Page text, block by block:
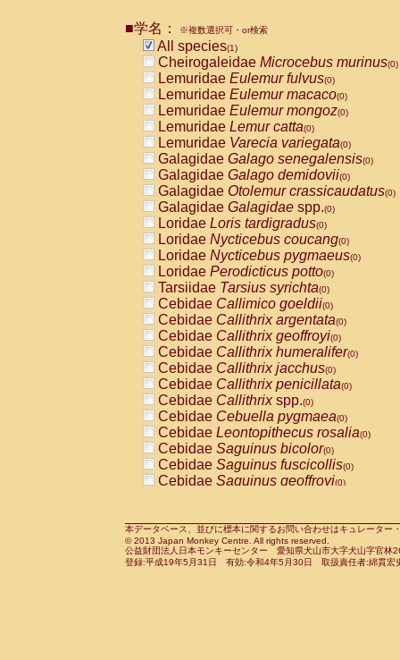
CebidaeCebus nigrivittatus
CebidaeCebus
CebidaeSaimiri boliviensis(0)
CebidaeSaimiri sciureus(0)
AtelidaeAlouatta caraya(0)
AtelidaeAlouatta fusca(0)
AtelidaeAlouatta seniculus
AtelidaeAlouattaspp.(0)
AtelidaeAteles belzebuth(0)
AtelidaeAteles geoffroyi(0)
AtelidaeAteles paniscus(0)
AtelidaeAtelesspp.(0)
Atelidae Lagothrix lagothricha
AtelidaeLagothrix lagothricha cana
PitheciidaeCacajao calvus
PitheciidaeCallicebus cupreus
PitheciidaeCallicebus donacophilus
PitheciidaeCallicebus moloch
PitheciidaeCallicebus torquatus
PitheciidaeCallicebusspp.(0)
PitheciidaeChiropotes satanas(0)
PitheciidaePithecia monachus
PitheciidaePithecia pithecia(0)
CercopithecidaeCercocebus agilis
CercopithecidaeCercocebus
CercopithecidaeCercocebus
CercopithecidaeCercocebus
CercopithecidaeCercocebus
CercopithecidaeCercocebushybrid
CercopithecidaePapio anubis(0)
CercopithecidaePapio cynocephalus
CercopithecidaePapio hamadryas(0)
■学名： ※複数選択可・or検索
All species(1)
Cheirogaleidae Microcebus murinus(0)
Lemuridae Eulemur fulvus(0)
Lemuridae Eulemur macaco(0)
Lemuridae Eulemur mongoz(0)
Lemuridae Lemur catta(0)
Lemuridae Varecia variegata(0)
Galagidae Galago senegalensis(0)
Galagidae Galago demidovii(0)
Galagidae Otolemur crassicaudatus(0)
Galagidae Galagidae spp.(0)
Loridae Loris tardigradus(0)
Loridae Nycticebus coucang(0)
Loridae Nycticebus pygmaeus(0)
Loridae Perodicticus potto(0)
Tarsiidae Tarsius syrichta(0)
Cebidae Callimico goeldii(0)
Cebidae Callithrix argentata(0)
Cebidae Callithrix geoffroyi(0)
Cebidae Callithrix humeralifer(0)
Cebidae Callithrix jacchus(0)
Cebidae Callithrix penicillata(0)
Cebidae Callithrixspp.(0)
Cebidae Cebuella pygmaea(0)
Cebidae Leontopithecus rosalia(0)
Cebidae Saguinus bicolor(0)
Cebidae Saguinus fuscicollis(0)
Cebidae Saguinus geoffroyi(0)
CebidaeSaguinus leucopus(0)
CebidaeSaguinus midas(0)
Cebidae Saguinus mystax(0)
本データベース、並びに標本に関するお問い合わせはキュレータ
© 2013 Japan Monkey Centre. All rights reserved.
公益財団法人日本モンキーセンター 愛知県犬山市大字犬山字官
登録:平成19年5月31日 有効:令和4年5月30日 取扱責任者:綿貫宏